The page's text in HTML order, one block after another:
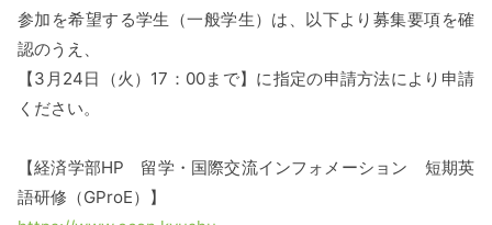
参加を希望する学生（一般学生）は、以下より募集要項を確
認のうえ、
【3月24日（火）17：00まで】に指定の申請方法により申請
ください。
【経済学部HP 留学・国際交流インフォメーション 短期英
語研修（GProE）】